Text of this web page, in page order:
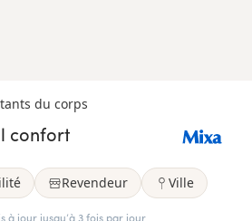
du corps
confort
Revendeur Ville